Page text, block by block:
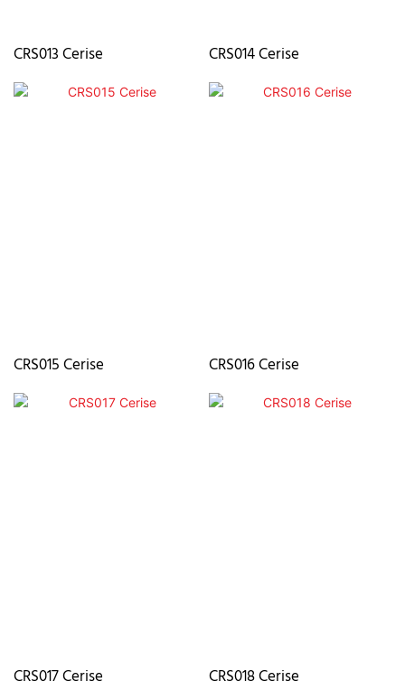
CRS013 Cerise CRS014 Cerise
CRS015 Cerise CRS016 Cerise
CRS017 Cerise CRS018 Cerise